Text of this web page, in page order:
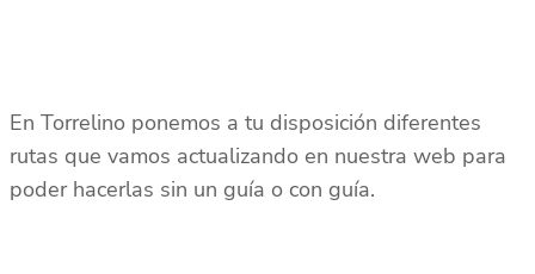
En Torrelino ponemos a tu disposición diferentes
rutas que vamos actualizando en nuestra web para
poder hacerlas sin un guía o con guía.